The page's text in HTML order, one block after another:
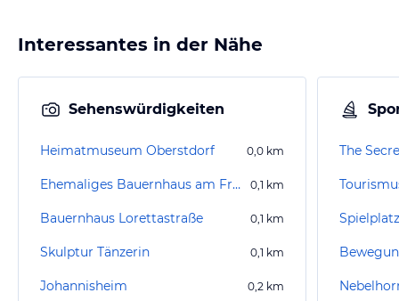
Interessantes in der Nähe
Sehenswürdigkeiten
Heimatmuseum Oberstdorf 0,0 km
Ehemaliges Bauernhaus am Frohmarkt 8 0,1 km
Bauernhaus Lorettastraße 0,1 km
Skulptur Tänzerin 0,1 km
Johannisheim 0,2 km
The